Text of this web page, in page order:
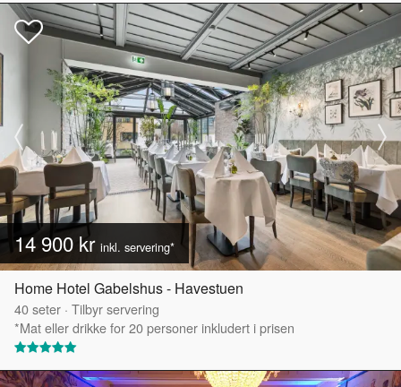
14 900 kr inkl. servering*
Home Hotel Gabelshus - Havestuen
40seter · Tilbyr servering
*Mat eller drikke for 20 personer inkludert i prisen